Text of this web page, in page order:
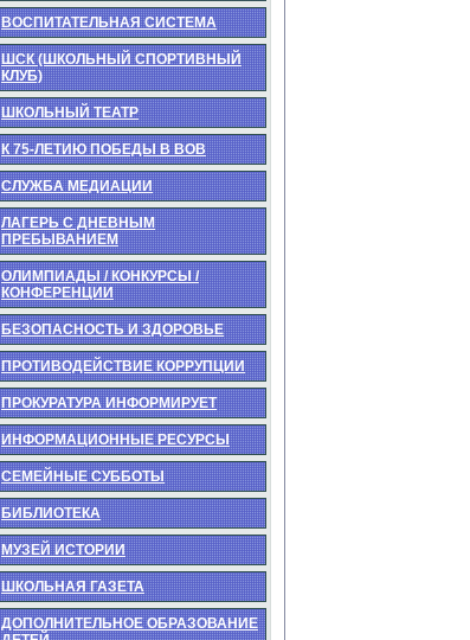
ВОСПИТАТЕЛЬНАЯ СИСТЕМА
ШСК (ШКОЛЬНЫЙ СПОРТИВНЫЙ
КЛУБ)
ШКОЛЬНЫЙ ТЕАТР
К 75-ЛЕТИЮ ПОБЕДЫ В ВОВ
СЛУЖБА МЕДИАЦИИ
ЛАГЕРЬ С ДНЕВНЫМ
ПРЕБЫВАНИЕМ
ОЛИМПИАДЫ / КОНКУРСЫ /
КОНФЕРЕНЦИИ
БЕЗОПАСНОСТЬ И ЗДОРОВЬЕ
ПРОТИВОДЕЙСТВИЕ КОРРУПЦИИ
ПРОКУРАТУРА ИНФОРМИРУЕТ
ИНФОРМАЦИОННЫЕ РЕСУРСЫ
СЕМЕЙНЫЕ СУББОТЫ
БИБЛИОТЕКА
МУЗЕЙ ИСТОРИИ
ШКОЛЬНАЯ ГАЗЕТА
ДОПОЛНИТЕЛЬНОЕ ОБРАЗОВАНИЕ